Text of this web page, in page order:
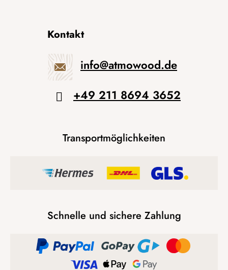
Kontakt
info@atmowood.de
+49 211 8694 3652
Transportmöglichkeiten
Schnelle und sichere Zahlung